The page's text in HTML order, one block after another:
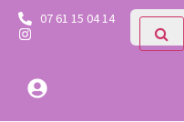
07 61 15 04 14